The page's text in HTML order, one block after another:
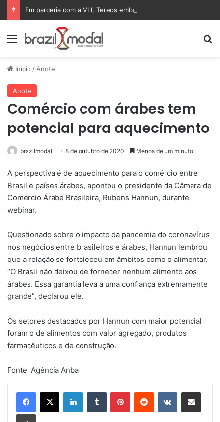
Menu
Início /Anote
Anote
Comércio com árabes tem
potencial para aquecimento
brazilmodal 8 de outubro de 2020 Menos de um minuto
A perspectiva é de aquecimento para o comércio entre
Brasil e países árabes, apontou o presidente da Câmara de
Comércio Árabe Brasileira, Rubens Hannun, durante
webinar.
Questionado sobre o impacto da pandemia do coronavírus
nos negócios entre brasileiros e árabes, Hannun lembrou
que a relação se fortaleceu em âmbitos como o alimentar.
“O Brasil não deixou de fornecer nenhum alimento aos
árabes. Essa garantia leva a uma confiança extremamente
grande”, declarou ele.
Os setores destacados por Hannun com maior potencial
foram o de alimentos com valor agregado, produtos
farmacêuticos e de construção.
Fonte: Agência Anba
LinkedinTumblr PinterestReddit VK Compartilhar via e-mail
Imprimir